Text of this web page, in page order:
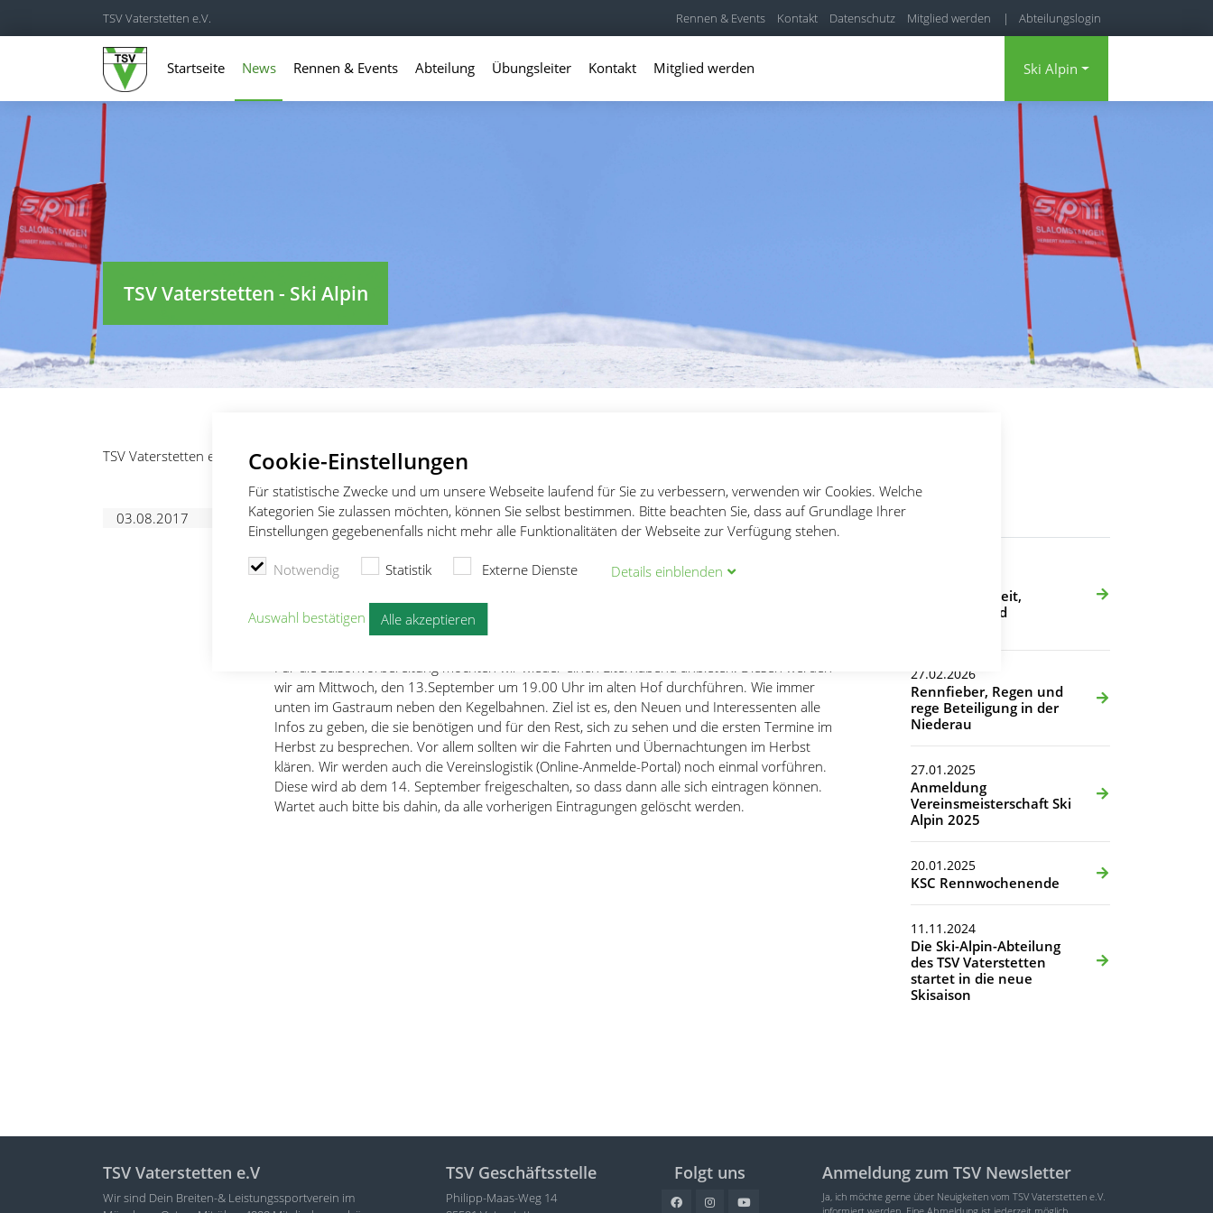
Cookie-Einstellungen
Für statistische Zwecke und um unsere Webseite laufend für Sie zu verbessern, verwenden wir Cookies. Welche
Kategorien Sie zulassen möchten, können Sie selbst bestimmen. Bitte beachten Sie, dass auf Grundlage Ihrer
Einstellungen gegebenenfalls nicht mehr alle Funktionalitäten der Webseite zur Verfügung stehen.
Notwendig Statistik Externe Dienste Details einblenden
Auswahl bestätigen Alle akzeptieren
TSV Vaterstetten e.V. Rennen & Events Kontakt Datenschutz Mitglied werden | Abteilungslogin
Startseite News Rennen & Events Abteilung Übungsleiter Kontakt Mitglied werden Ski Alpin
TSV Vaterstetten - Ski Alpin
TSV Vaterstetten e.V. Ski Alpin News Elternabend
03.08.2017 Elternabend
Saisonvorbereitung 17/18
wir am Mittwoch, den 13.September um 19.00 Uhr im alten Hof durchführen. Wie immer
unten im Gastraum neben den Kegelbahnen. Ziel ist es, den Neuen und Interessenten alle
Infos zu geben, die sie benötigen und für den Rest, sich zu sehen und die ersten Termine im
Herbst zu besprechen. Vor allem sollten wir die Fahrten und Übernachtungen im Herbst
klären. Wir werden auch die Vereinslogistik (Online-Anmelde-Portal) noch einmal vorführen.
Diese wird ab dem 14. September freigeschalten, so dass dann alle sich eintragen können.
Wartet auch bitte bis dahin, da alle vorherigen Eintragungen gelöscht werden.
Geschwindigkeit,
Teamgeist und
27.02.2026
Rennfieber, Regen und
rege Beteiligung in der
Niederau
27.01.2025
Anmeldung
Vereinsmeisterschaft Ski
Alpin 2025
20.01.2025
KSC Rennwochenende
11.11.2024
Die Ski-Alpin-Abteilung
des TSV Vaterstetten
startet in die neue
Skisaison
TSV Vaterstetten e.V
Wir sind Dein Breiten-& Leistungssportverein im
TSV Geschäftsstelle
Philipp-Maas-Weg 14
Folgt uns Anmeldung zum TSV Newsletter
Ja, ich möchte gerne über Neuigkeiten vom TSV Vaterstetten e.V.